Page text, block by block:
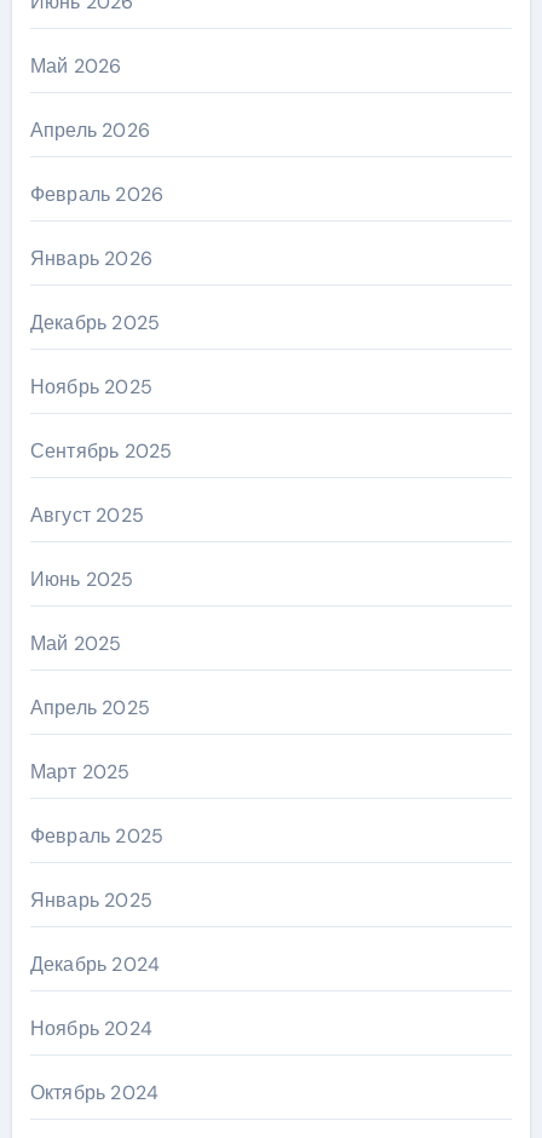
Май 2026
Апрель 2026
Февраль 2026
Январь 2026
Декабрь 2025
Ноябрь 2025
Сентябрь 2025
Август 2025
Июнь 2025
Май 2025
Апрель 2025
Март 2025
Февраль 2025
Январь 2025
Декабрь 2024
Ноябрь 2024
Октябрь 2024